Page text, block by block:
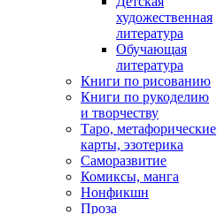
художественная
литература
Обучающая
литература
Книги по рисованию
Книги по рукоделию
и творчеству
Таро, метафорические
карты, эзотерика
Саморазвитие
Комиксы, манга
Нонфикшн
Проза